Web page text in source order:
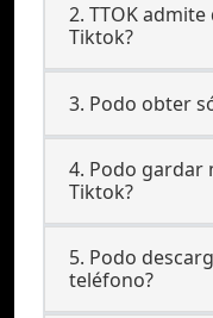
2. TTOK
Tiktok?
3. Podo obter
4. Podo gardar
Tiktok?
5. Podo
teléfono?